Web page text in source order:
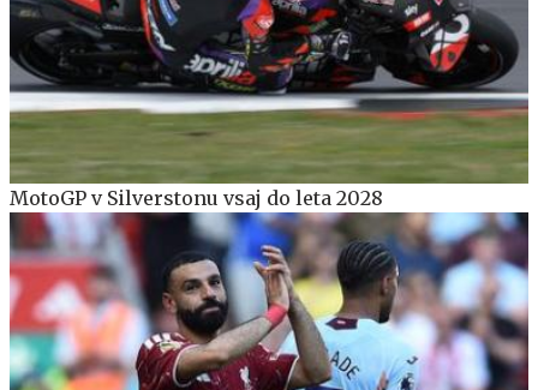
MotoGP v Silverstonu vsaj do leta 2028